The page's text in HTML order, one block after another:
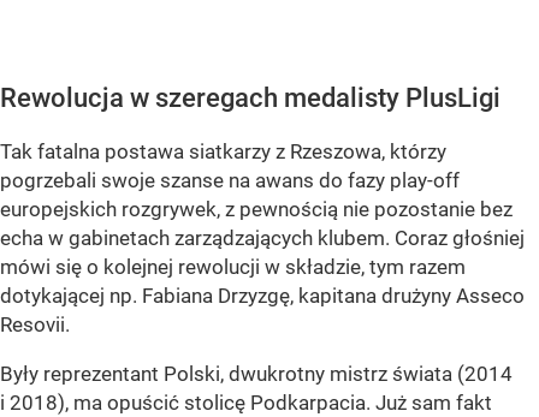
Rewolucja w szeregach medalisty PlusLigi
Tak fatalna postawa siatkarzy z Rzeszowa, którzy
pogrzebali swoje szanse na awans do fazy play-off
europejskich rozgrywek, z pewnością nie pozostanie bez
echa w gabinetach zarządzających klubem. Coraz głośniej
mówi się o kolejnej rewolucji w składzie, tym razem
dotykającej np. Fabiana Drzyzgę, kapitana drużyny Asseco
Resovii.
Były reprezentant Polski, dwukrotny mistrz świata (2014
i 2018), ma opuścić stolicę Podkarpacia. Już sam fakt